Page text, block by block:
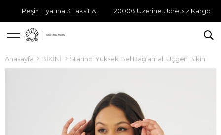
Peşin Fiyatına 3 Taksit & 2000₺ Üzerine Ücretsiz Kargo
Anasayfa BİKİNİ Starinci Yüksek Bel Bağlamalı Üçgen Bikini